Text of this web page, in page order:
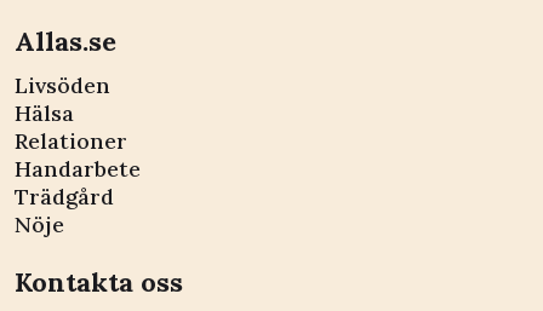
Allas.se
Livsöden
Hälsa
Relationer
Handarbete
Trädgård
Nöje
Kontakta oss